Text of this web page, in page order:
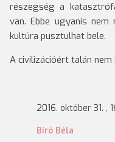
részegség a
van. Ebbe ugyanis
kultúra pusztulhat bele.
A civilizációért talán nem
2016. október 31. ,
Bíró Béla